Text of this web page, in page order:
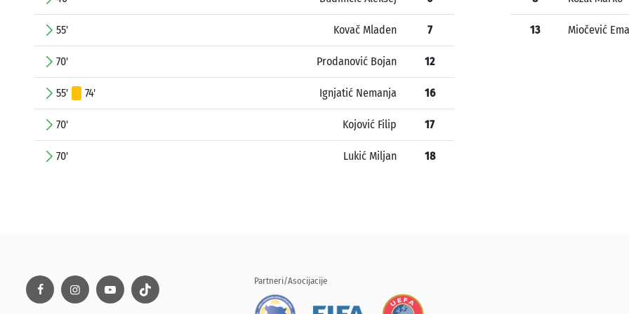
55' Kovač Mladen 7
70' Prodanović Bojan 12
55' 74' Ignjatić Nemanja 16
70' Kojović Filip 17
70' Lukić Miljan 18
13 Miočević
Partneri/Asocijacije